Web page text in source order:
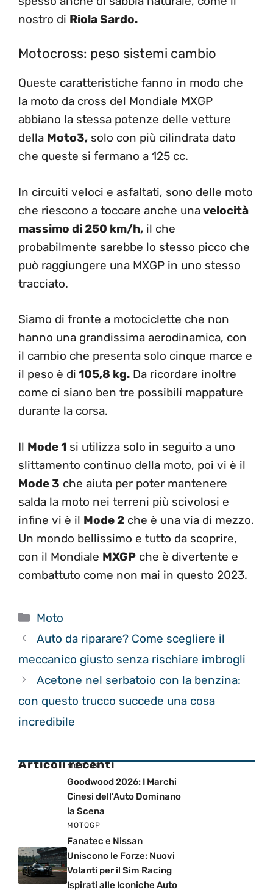
nostro di Riola Sardo.
Motocross: peso sistemi cambio
Queste caratteristiche fanno in modo che
la moto da cross del Mondiale MXGP
abbiano la stessa potenze delle vetture
della Moto3, solo con più cilindrata dato
che queste si fermano a 125 cc.
In circuiti veloci e asfaltati, sono delle moto
che riescono a toccare anche unavelocità
massimo di 250 km/h, il che
probabilmente sarebbe lo stesso picco che
può raggiungere una MXGP in uno stesso
tracciato.
Siamo di fronte a motociclette che non
hanno una grandissima aerodinamica, con
il cambio che presenta solo cinque marce e
il peso è di 105,8 kg. Da ricordare inoltre
come ci siano ben tre possibili mappature
durante la corsa.
Il Mode 1 si utilizza solo in seguito a uno
slittamento continuo della moto, poi vi è il
Mode 3 che aiuta per poter mantenere
salda la moto nei terreni più scivolosi e
infine vi è il Mode 2 che è una via di mezzo.
Un mondo bellissimo e tutto da scoprire,
con il Mondiale MXGP che è divertente e
combattuto come non mai in questo 2023.
Categorie
Moto
Auto da riparare? Come scegliere il
meccanico giusto senza rischiare imbrogli
Acetone nel serbatoio con la benzina:
con questo trucco succede una cosa
incredibile
Articoli recenti
MOTOGP
Goodwood 2026: I Marchi
Cinesi dell’Auto Dominano
la Scena
MOTOGP
Fanatec e Nissan
Uniscono le Forze: Nuovi
Volanti per il Sim Racing
Ispirati alle Iconiche Auto